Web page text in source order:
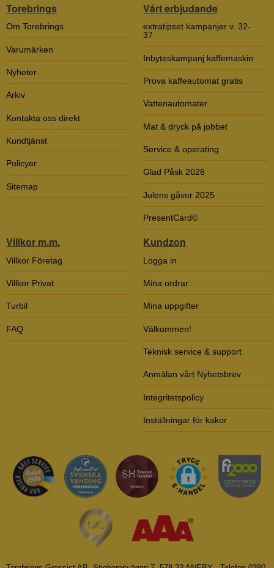
Torebrings
Om Torebrings
Varumärken
Nyheter
Arkiv
Kontakta oss direkt
Kundtjänst
Policyer
Sitemap
Vårt erbjudande
extratipset kampanjer v. 32-
37
Inbyteskampanj kaffemaskin
Prova kaffeautomat gratis
Vattenautomater
Mat & dryck på jobbet
Service & operating
Glad Påsk 2026
Julens gåvor 2025
PresentCard©
Villkor m.m.
Villkor Företag
Villkor Privat
Turbil
FAQ
Kundzon
Logga in
Mina ordrar
Mina uppgifter
Välkommen!
Teknisk service & support
Anmälan vårt Nyhetsbrev
Integritetspolicy
Inställningar för kakor